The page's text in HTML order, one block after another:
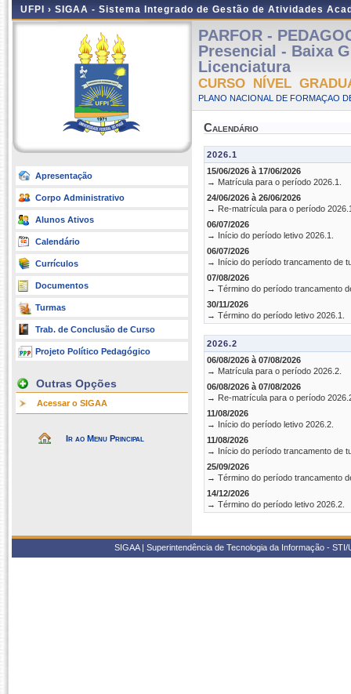
UFPI › SIGAA - Sistema Integrado de Gestão de Atividades
Apresentação
Corpo Administrativo
Alunos Ativos
Calendário
Currículos
Documentos
Turmas
Trab. de Conclusão de Curso
Projeto Político Pedagógico
Outras Opções
Acessar o SIGAA
Ir ao Menu Principal
PARFOR -
Presencial - Baixa
Licenciatura
CURSO NÍVEL
PLANO NACIONAL DE FORMAÇAO
Calendário
2026.1
15/06/2026 à 17/06/2026
→ Matrícula para o período 2026.1.
24/06/2026 à 26/06/2026
→ Re-matrícula para o período
06/07/2026
→ Início do período letivo 2026.1.
06/07/2026
→ Início do período trancamento de
07/08/2026
→ Término do período trancamento
30/11/2026
→ Término do período letivo 2026.1.
2026.2
06/08/2026 à 07/08/2026
→ Matrícula para o período 2026.2.
06/08/2026 à 07/08/2026
→ Re-matrícula para o período
11/08/2026
→ Início do período letivo 2026.2.
11/08/2026
→ Início do período trancamento de
25/09/2026
→ Término do período trancamento
14/12/2026
→ Término do período letivo 2026.2.
SIGAA | Superintendência de Tecnologia da Informação -